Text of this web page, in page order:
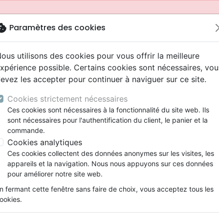
Nouveautés
Testaments
Etude biblique
Segond
Darby
Bandes dessinées
Souffrance, Relation d'aide
Ethique, société, politique
ans
Adolescents, jeunes
Latino, Folk
Soul
Rap, Hip-hop
Louange, Adoration
Pop, Rock
animés
conférences
Films, fiction
Jeux
Papeterie
depuis votre pays (United States).
spirituelle Rêves vs réalité - C'est ça, la vie?
Paramètres des cookies
utilisons des cookies pour vous offrir la meilleure
possible. Certains cookies sont nécessaires,
les accepter pour continuer à naviguer sur ce site.
Cookies strictement nécessaires
Ces cookies sont nécessaires à la fonctionnalité du site web. Ils
sont nécessaires pour l'authentification du client, le panier et la
commande.
Cookies analytiques
Ces cookies collectent des données anonymes sur les visites, les
appareils et la navigation. Nous nous appuyons sur ces données
pour améliorer notre site web.
fermant cette fenêtre sans faire de choix, vous acceptez tous les